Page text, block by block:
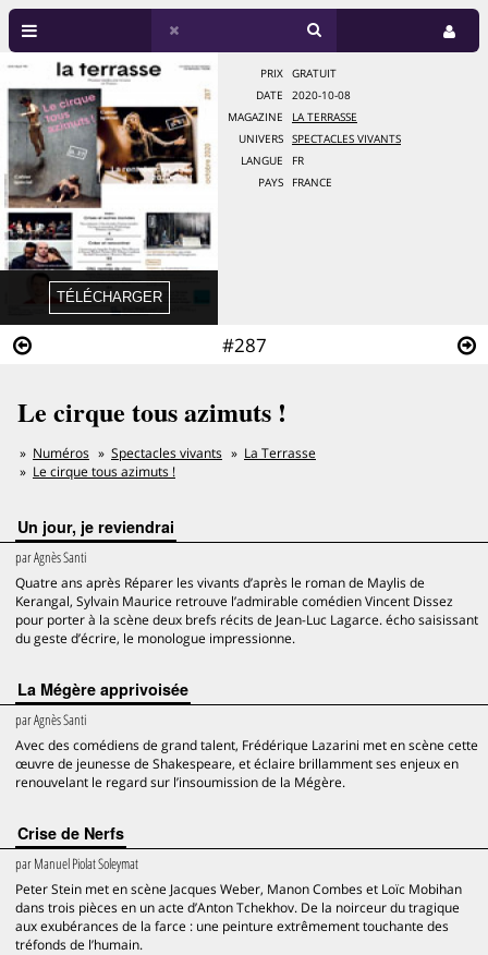
#287
PRIX
GRATUIT
DATE
2020-10-08
MAGAZINE
LA TERRASSE
UNIVERS
SPECTACLES VIVANTS
LANGUE
FR
PAYS
FRANCE
Le cirque tous azimuts !
Numéros Spectacles vivants
La Terrasse
Le cirque tous azimuts !
Un jour, je reviendrai
parAgnès Santi
Quatre ans après Réparer les vivants d’après le roman de Maylis de
Kerangal, Sylvain Maurice retrouve l’admirable comédien Vincent Dissez
pour porter à la scène deux brefs récits de Jean-Luc Lagarce. écho saisissant
du geste d’écrire, le monologue impressionne.
La Mégère apprivoisée
parAgnès Santi
Avec des comédiens de grand talent, Frédérique Lazarini met en scène cette
œuvre de jeunesse de Shakespeare, et éclaire brillamment ses enjeux en
renouvelant le regard sur l’insoumission de la Mégère.
Crise de Nerfs
parManuel Piolat Soleymat
Peter Stein met en scène Jacques Weber, Manon Combes et Loïc Mobihan
dans trois pièces en un acte d’Anton Tchekhov. De la noirceur du tragique
aux exubérances de la farce : une peinture extrêmement touchante des
tréfonds de l’humain.